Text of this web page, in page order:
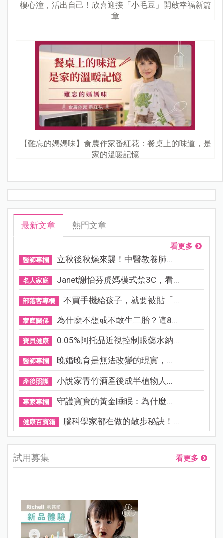
樓心潼，活出自己！欣喜迎接「小毛豆」開啟幸福新篇
章
【難忘的媽媽味】食農作家番紅花：餐桌上的味道，是
家的溫暖記憶
最新文章 熱門文章
看更多
醫師專欄 立秋後秋燥來襲！中醫教養肺...
名人家庭 Janet謝怡芬虎媽模式禁3C，看...
部落客專欄 不買手機給孩子，就要被貼「...
家庭關係 為什麼不想或不敢生二胎？這8...
寶貝健康 0.05%阿托品近視控制眼藥水納...
醫師專欄 晚婚晚育是無法改變的現實，...
產後照護 小說家青竹酒產後成半植物人...
專家專欄 守護寶寶的黃金睡眠：為什麼...
健康百寶箱 腦科學家都在做的散步秘訣！...
試用募集 看更多